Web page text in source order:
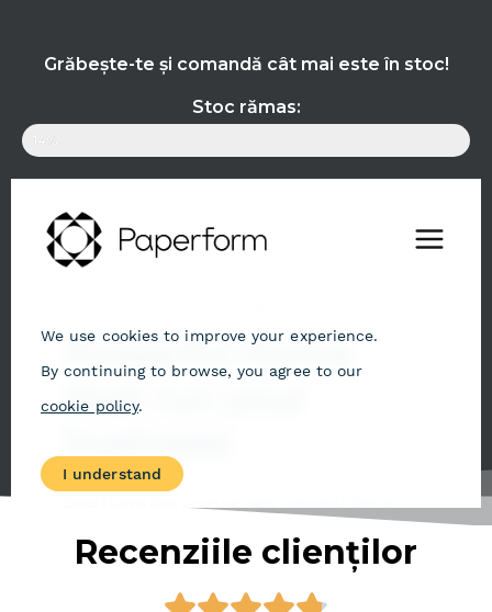
Grăbește-te și comandă cât mai este în stoc!
Stoc rămas:
14%
Recenziile clienților